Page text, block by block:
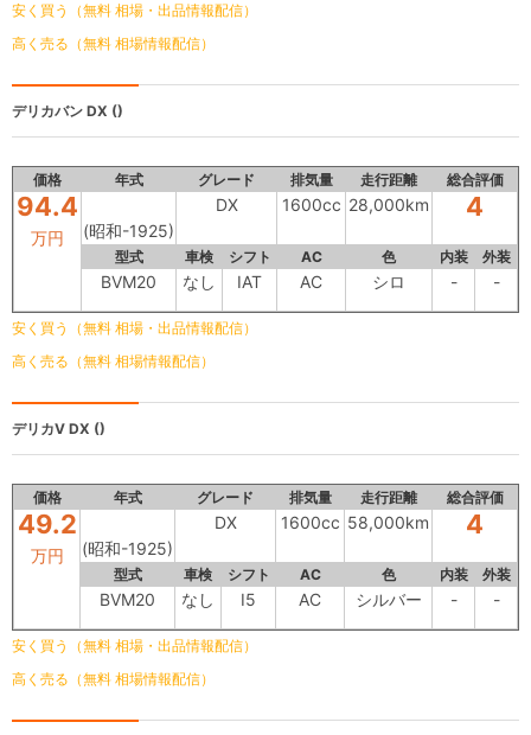
安く買う（無料 相場・出品情報配信）
高く売る（無料 相場情報配信）
デリカバン DX ()
価格 年式 グレード 排気量 走行距離 総合評価
94.4
万円 (昭和-1925)
DX 1600cc 28,000km 4
型式 車検 シフト AC 色 内装 外装
BVM20 なし IAT AC シロ - -
安く買う（無料 相場・出品情報配信）
高く売る（無料 相場情報配信）
デリカV DX ()
価格 年式 グレード 排気量 走行距離 総合評価
49.2
万円 (昭和-1925)
DX 1600cc 58,000km 4
型式 車検 シフト AC 色 内装 外装
BVM20 なし I5 AC シルバー - -
安く買う（無料 相場・出品情報配信）
高く売る（無料 相場情報配信）